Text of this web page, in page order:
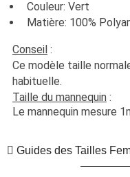
Couleur: Vert
Matière: 100%
Conseil :
Ce modèle taille
habituelle.
Taille du mannequin :
Le mannequin mesure
Guides des Tailles